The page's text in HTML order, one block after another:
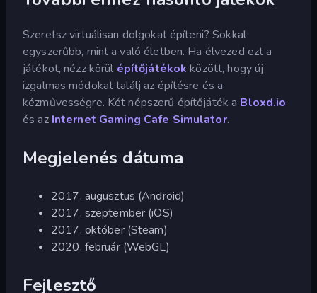
Szeretsz virtuálisan dolgokat építeni? Sokkal
egyszerűbb, mint a való életben. Ha élvezed ezt a
játékot, nézz körül építőjátékok között, hogy új
izgalmas módokat találj az építésre és a
kézművességre. Két népszerű építőjáték a Bloxd.io
és az Internet Gaming Cafe Simulator.
Megjelenés dátuma
2017. augusztus (Android)
2017. szeptember (iOS)
2017. október (Steam)
2020. február (WebGL)
Fejlesztő